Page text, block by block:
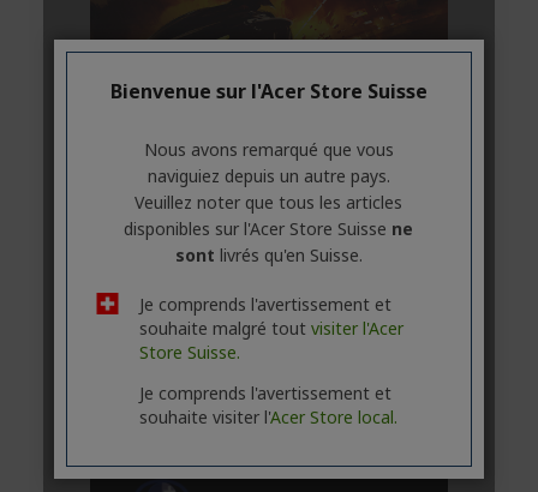
Bienvenue sur l'Acer Store Suisse
Nous avons remarqué que vous
naviguiez depuis un autre pays.
Veuillez noter que tous les articles
disponibles sur l'Acer Store Suisse ne
sont livrés qu'en Suisse.
Je comprends l'avertissement et
souhaite malgré tout visiter l'Acer
Store Suisse.
Je comprends l'avertissement et
souhaite visiter l'Acer Store local.